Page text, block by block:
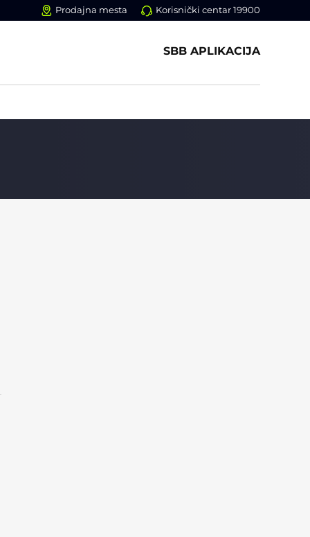
Prodajna mesta Korisnički centar 19900
SBB APLIKACIJA